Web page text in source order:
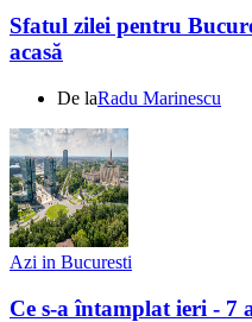
Sfatul zilei pentru
acasă
De laRadu Marinescu
Azi in Bucuresti
Ce s-a întamplat ieri - 7